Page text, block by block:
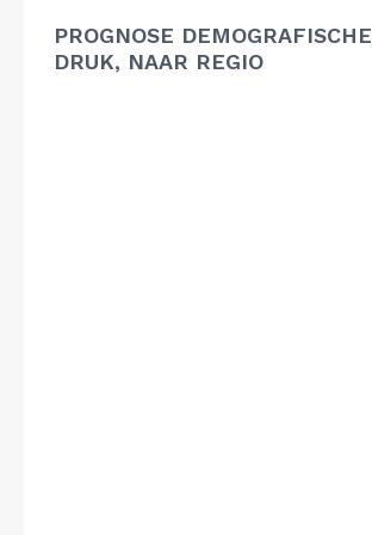
PROGNOSE DEMOGRAFISCHE
DRUK, NAAR REGIO